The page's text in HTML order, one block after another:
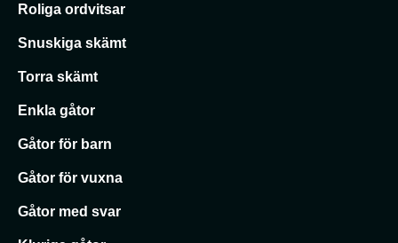
Roliga ordvitsar
Snuskiga skämt
Torra skämt
Enkla gåtor
Gåtor för barn
Gåtor för vuxna
Gåtor med svar